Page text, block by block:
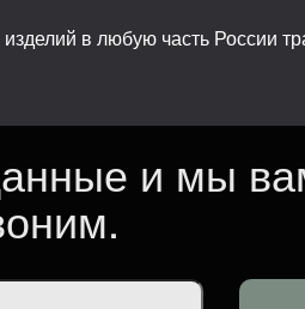
в любую часть России
и мы